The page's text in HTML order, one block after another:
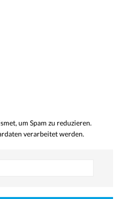
um Spam zu reduzieren.
verarbeitet werden.